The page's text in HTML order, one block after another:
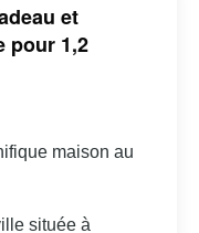
et
pour 1,2
maison au
située à